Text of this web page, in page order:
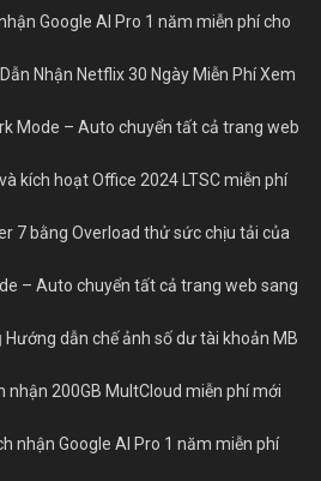
Google AI Pro 1 năm miễn phí cho
Nhận Netflix 30 Ngày Miễn Phí Xem
Mode – Auto chuyển tất cả trang web
kích hoạt Office 2024 LTSC miễn phí
7 bằng Overload thử sức chịu tải của
– Auto chuyển tất cả trang web sang
Hướng dẫn chế ảnh số dư tài khoản MB
nhận 200GB MultCloud miễn phí mới
nhận Google AI Pro 1 năm miễn phí